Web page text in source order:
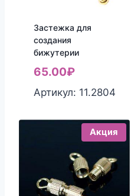
Застежка для
создания
бижутерии
65.00₽
Артикул: 11.2804
Акция